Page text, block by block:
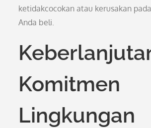
ketidakcocokan atau kerusakan
Anda beli.
Komitmen
Lingkungan